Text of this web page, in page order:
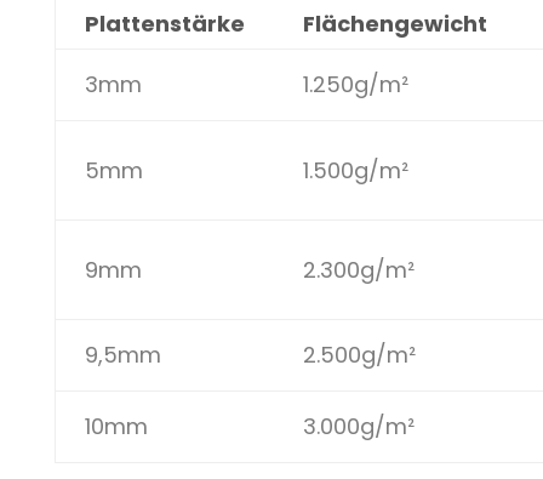
Plattenstärke
Flächengewicht
3mm
1.250g/m²
5mm 1.500g/m²
9mm 2.300g/m²
9,5mm 2.500g/m²
10mm 3.000g/m²